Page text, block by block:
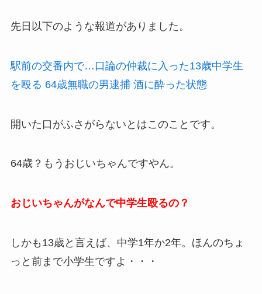
先日以下のような報道がありました。
駅前の交番内で…口論の仲裁に入った13歳中学生
を殴る 64歳無職の男逮捕 酒に酔った状態
開いた口がふさがらないとはこのことです。
64歳？もうおじいちゃんですやん。
おじいちゃんがなんで中学生殴るの？
しかも13歳と言えば、中学1年か2年。ほんのちょ
っと前まで小学生ですよ・・・